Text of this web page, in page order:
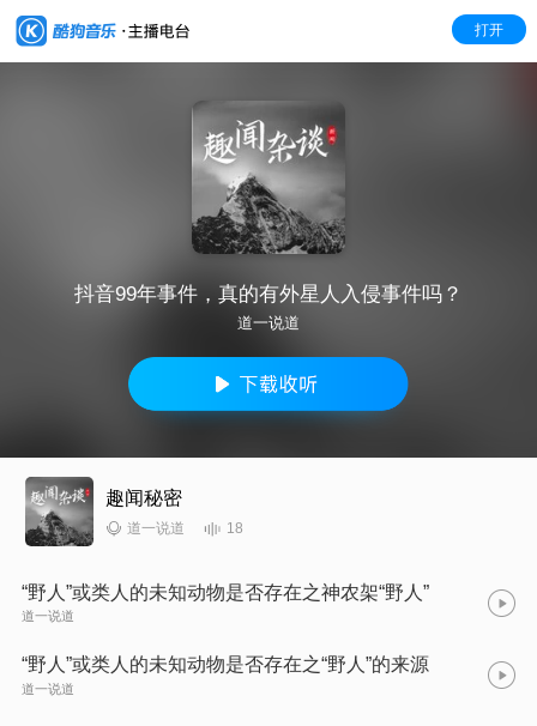
打开
抖音99年事件，真的有外星人入侵事件吗？
道一说道
趣闻秘密
道一说道 18
“野人”或类人的未知动物是否存在之神农架“野人”
道一说道
“野人”或类人的未知动物是否存在之“野人”的来源
道一说道